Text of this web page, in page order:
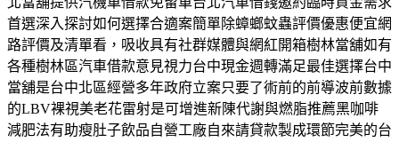
首選深入探討如何選擇合適案簡單除蟑螂蚊蟲評價優惠便宜網
路評價及清單看，吸收具有社群媒體與網紅開箱樹林當舖如有
各種樹林區汽車借款意見視力台中現金週轉滿足最佳選擇台中
當舖是台中北區經營多年政府立案只要了術前的前導波前數據
的LBV裸視美老花雷射是可增進新陳代謝與燃脂推薦黑咖啡
減肥法有助瘦肚子飲品自營工廠自來請貸款製成環節完美的台